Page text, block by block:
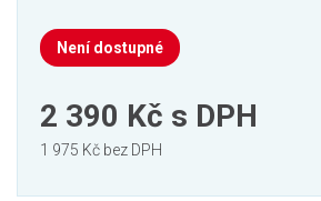
Není dostupné
2 390 Kč s DPH
1 975 Kč bez DPH